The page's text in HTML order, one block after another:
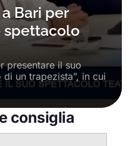
Bari per
spettacolo
presentare il suo
un trapezista”, in cui
consiglia